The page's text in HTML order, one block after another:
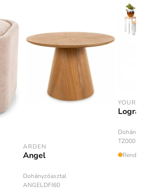
ARDEN
Angel
Dohányzóasztal
ANGELDFI60
YOUR